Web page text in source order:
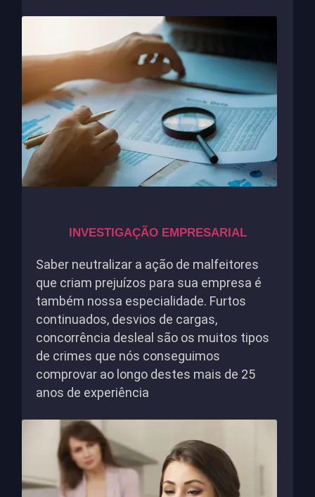
INVESTIGAÇÃO EMPRESARIAL
Saber neutralizar a ação de malfeitores
que criam prejuízos para sua empresa é
também nossa especialidade. Furtos
continuados, desvios de cargas,
concorrência desleal são os muitos tipos
de crimes que nós conseguimos
comprovar ao longo destes mais de 25
anos de experiência